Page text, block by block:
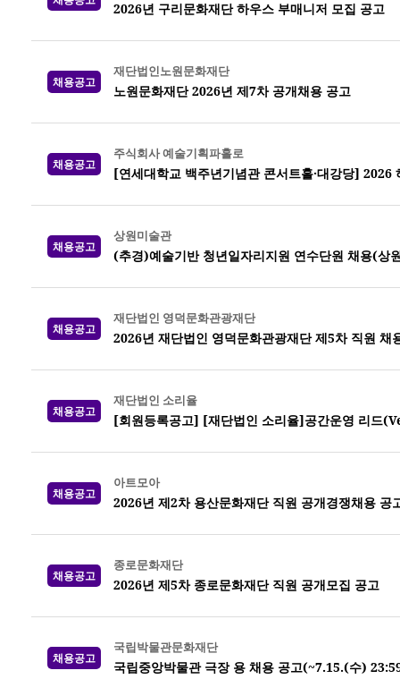
2026년 구리문화재단 하우스 부매니저 모집 공고
채용공고
재단법인노원문화재단
노원문화재단 2026년 제7차 공개채용 공고
채용공고
주식회사 예술기획파홀로
[연세대학교 백주년기념관 콘서트홀·대강당] 2026
채용공고
상원미술관
(추경)예술기반 청년일자리지원 연수단원 채용(상
채용공고
재단법인 영덕문화관광재단
2026년 재단법인 영덕문화관광재단 제5차 직원 채
채용공고
재단법인 소리율
[회원등록공고] [재단법인 소리율]공간운영 리드
채용공고
아트모아
2026년 제2차 용산문화재단 직원 공개경쟁채용 공
채용공고
종로문화재단
2026년 제5차 종로문화재단 직원 공개모집 공고
채용공고
국립박물관문화재단
국립중앙박물관 극장 용 채용 공고(~7.15.(수)